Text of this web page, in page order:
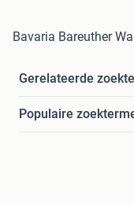
Bavaria Bareuther
Gerelateerde
Populaire